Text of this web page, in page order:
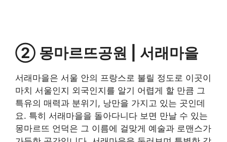
② 몽마르뜨공원 | 서래마을
서래마을은 서울 안의 프랑스로 불릴 정도로 이곳이
마치 서울인지 외국인지를 알기 어렵게 할 만큼 그
특유의 매력과 분위기, 낭만을 가지고 있는 곳인데
요. 특히 서래마을을 돌아다니다 보면 만날 수 있는
몽마르뜨 언덕은 그 이름에 걸맞게 예술과 로맨스가